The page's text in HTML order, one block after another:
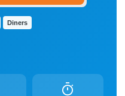
Diners